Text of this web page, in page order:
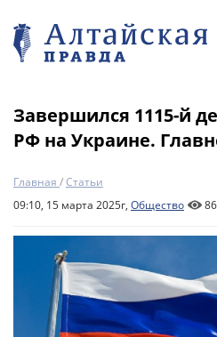
Завершился 1115-й
РФ на Украине.
Главная /Статьи
09:10, 15 марта 2025г, Общество